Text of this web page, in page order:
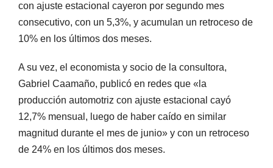
con ajuste estacional cayeron por segundo mes
consecutivo, con un 5,3%, y acumulan un retroceso de
10% en los últimos dos meses.
A su vez, el economista y socio de la consultora,
Gabriel Caamaño, publicó en redes que «la
producción automotriz con ajuste estacional cayó
12,7% mensual, luego de haber caído en similar
magnitud durante el mes de junio» y con un retroceso
de 24% en los últimos dos meses.